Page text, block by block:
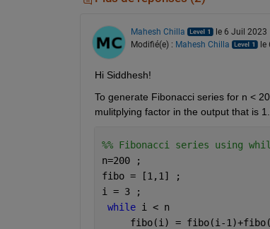
0.0000    0.0000    0.0000
  Columns 172 through 190
0.0000    0.0000    0.0000
  Columns 191 through 200
0.0369    0.0597    0.0966
Mahesh Chilla
le 6 Juil 2023
Modifié(e) : Mahesh Chilla le
Hi Siddhesh!
To generate Fibonacci series for n <
mulitplying factor in the output that is
%% Fibonacci series using
n=200 ;
fibo = [1,1] ;
i = 3 ;
while i < n
fibo(i) = fibo(i-